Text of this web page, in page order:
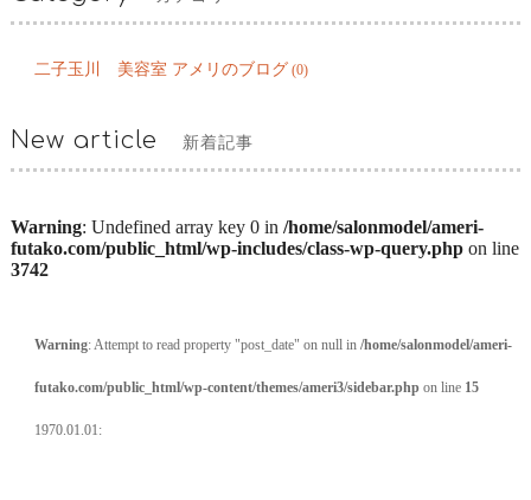
二子玉川 美容室 アメリのブログ (0)
New article 新着記事
Warning: Undefined array key 0 in /home/salonmodel/ameri-
futako.com/public_html/wp-includes/class-wp-query.phpon line
3742
Warning: Attempt to read property "post_date" on null in /home/salonmodel/ameri-
futako.com/public_html/wp-content/themes/ameri3/sidebar.php on line 15
1970.01.01: